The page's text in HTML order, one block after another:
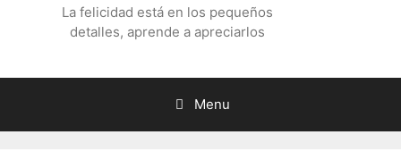
La felicidad está en los pequeños
detalles, aprende a apreciarlos
Menu